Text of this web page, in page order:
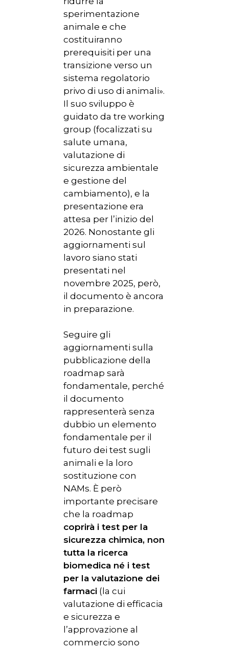
sperimentazione
animale e che
costituiranno
prerequisiti per una
transizione verso un
sistema regolatorio
privo di uso di animali».
Il suo sviluppo è
guidato da tre working
group (focalizzati su
salute umana,
valutazione di
sicurezza ambientale
e gestione del
cambiamento), e la
presentazione era
attesa per l’inizio del
2026. Nonostante gli
aggiornamenti sul
lavoro siano stati
presentati nel
novembre 2025, però,
il documento è ancora
in preparazione.
Seguire gli
aggiornamenti sulla
pubblicazione della
roadmap sarà
fondamentale, perché
il documento
rappresenterà senza
dubbio un elemento
fondamentale per il
futuro dei test sugli
animali e la loro
sostituzione con
NAMs. È però
importante precisare
che la roadmap
coprirà i test per la
sicurezza chimica, non
tutta la ricerca
biomedica né i test
per la valutazione dei
farmaci (la cui
valutazione di efficacia
e sicurezza e
l’approvazione al
commercio sono